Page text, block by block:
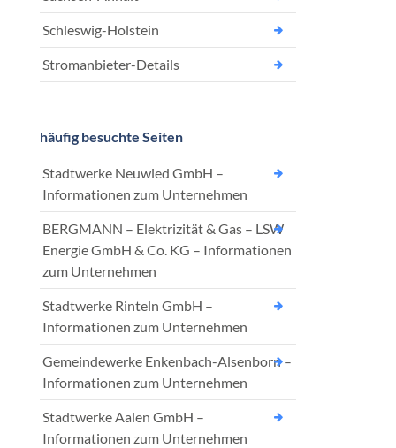
Schleswig-Holstein
Stromanbieter-Details
häufig besuchte Seiten
Stadtwerke Neuwied GmbH –
Informationen zum Unternehmen
BERGMANN – Elektrizität & Gas – LSW
Energie GmbH & Co. KG – Informationen
zum Unternehmen
Stadtwerke Rinteln GmbH –
Informationen zum Unternehmen
Gemeindewerke Enkenbach-Alsenborn –
Informationen zum Unternehmen
Stadtwerke Aalen GmbH –
Informationen zum Unternehmen